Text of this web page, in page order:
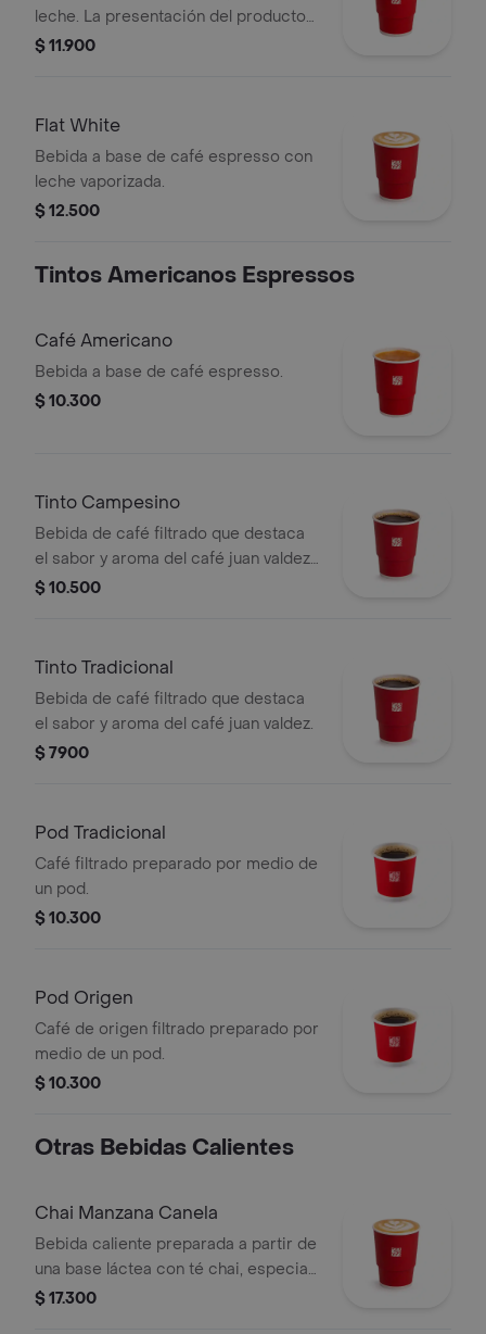
leche. La presentación del producto
puede variar significativamente tras 5
domicilio.
$ 11.900
Flat White
Bebida a base de café espresso con
leche vaporizada.
$ 12.500
Tintos Americanos Espressos
Café Americano
Bebida a base de café espresso.
$ 10.300
Tinto Campesino
Bebida de café filtrado que destaca
el sabor y aroma del café juan valdez,
endulzada con panela, clavos y canela.
$ 10.500
Tinto Tradicional
Bebida de café filtrado que destaca
el sabor y aroma del café juan valdez.
$ 7900
Pod Tradicional
Café filtrado preparado por medio de
un pod.
$ 10.300
Pod Origen
Café de origen filtrado preparado por
medio de un pod.
$ 10.300
Otras Bebidas Calientes
Chai Manzana Canela
Bebida caliente preparada a partir de
una base láctea con té chai, especias,
sabor de manzana-canela y endulzado
$ 17.300